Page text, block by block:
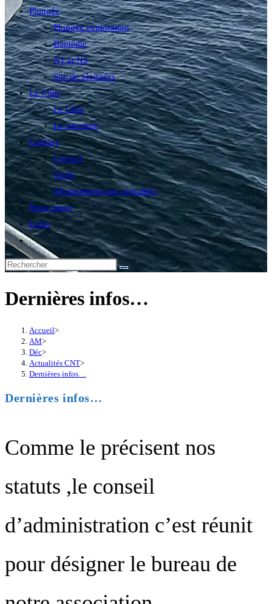
Plongée
Plongée exploration
Baptême
N1 et N2
Site de plongées
Le Club
Le Club
La structure
Contact
Contact
Tarifs
Abonnement aux actualités
Nous situer
Liens
Toggle
website
search
Dernières infos…
Accueil>
AM>
Déc>
Actualités CNT>
Dernières infos…
Dernières infos…
Comme le précisent nos
statuts ,le conseil
d’administration c’est réunit
pour désigner le bureau de